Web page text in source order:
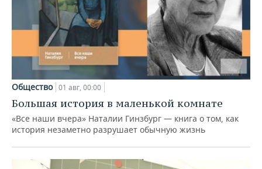
Общество 01 авг, 00:00
Большая история в маленькой комнате
«Все наши вчера» Наталии Гинзбург — книга о том, как
история незаметно разрушает обычную жизнь